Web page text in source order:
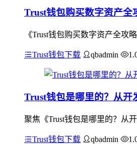
Trust钱包购买数字资产全
《Trust钱包购买数字资产全
Trust钱包下载 qbadmin
Trust钱包是哪里的？从开
聚焦《Trust钱包是哪里的？从
Trust钱包下载 qbadmin